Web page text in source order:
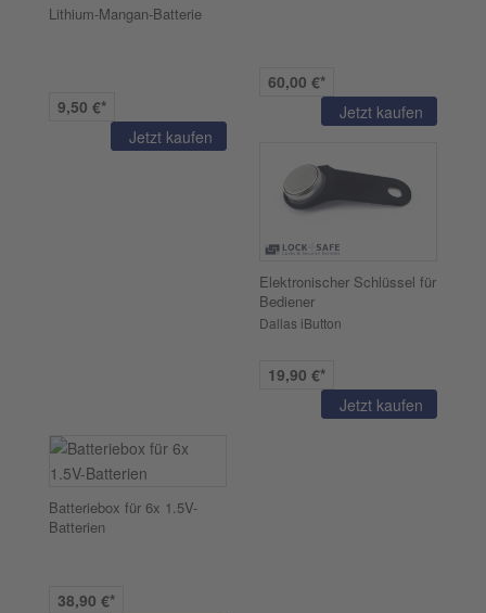
Lithium-Mangan-Batterie
9,50 €*
Jetzt kaufen
60,00 €*
Jetzt kaufen
Elektronischer Schlüssel für
Bediener
Dallas iButton
19,90 €*
Jetzt kaufen
Batteriebox für 6x 1.5V-
Batterien
38,90 €*